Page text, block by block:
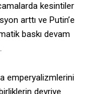
kesintiler
arttı ve Putin’e
baskı devam
emperyalizmlerini
devriye